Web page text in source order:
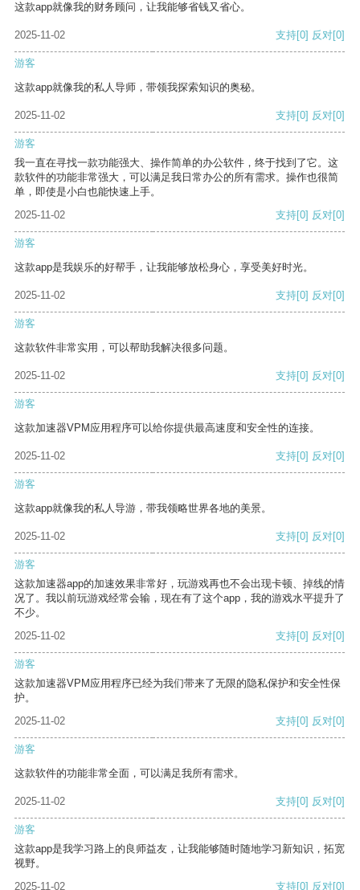
这款app就像我的财务顾问，让我能够省钱又省心。
2025-11-02 支持[0] 反对[0]
游客
这款app就像我的私人导师，带领我探索知识的奥秘。
2025-11-02 支持[0] 反对[0]
游客
我一直在寻找一款功能强大、操作简单的办公软件，终于找到了它。这
款软件的功能非常强大，可以满足我日常办公的所有需求。操作也很简
单，即使是小白也能快速上手。
2025-11-02
支持[0] 反对[0]
游客
这款app是我娱乐的好帮手，让我能够放松身心，享受美好时光。
2025-11-02 支持[0] 反对[0]
游客
这款软件非常实用，可以帮助我解决很多问题。
2025-11-02 支持[0] 反对[0]
游客
这款加速器VPM应用程序可以给你提供最高速度和安全性的连接。
2025-11-02 支持[0] 反对[0]
游客
这款app就像我的私人导游，带我领略世界各地的美景。
2025-11-02 支持[0] 反对[0]
游客
这款加速器app的加速效果非常好，玩游戏再也不会出现卡顿、掉线的情
况了。我以前玩游戏经常会输，现在有了这个app，我的游戏水平提升了
不少。
2025-11-02
支持[0] 反对[0]
游客
这款加速器VPM应用程序已经为我们带来了无限的隐私保护和安全性保
护。
2025-11-02
支持[0] 反对[0]
游客
这款软件的功能非常全面，可以满足我所有需求。
2025-11-02 支持[0] 反对[0]
游客
这款app是我学习路上的良师益友，让我能够随时随地学习新知识，拓宽
视野。
2025-11-02
支持[0] 反对[0]